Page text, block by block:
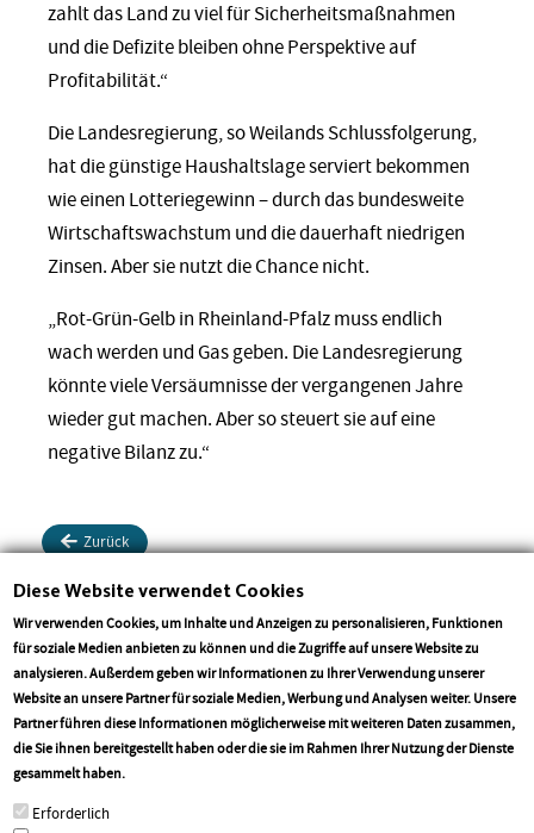
zahlt das Land zu viel für Sicherheitsmaßnahmen
und die Defizite bleiben ohne Perspektive auf
Profitabilität.“
Die Landesregierung, so Weilands Schlussfolgerung,
hat die günstige Haushaltslage serviert bekommen
wie einen Lotteriegewinn – durch das bundesweite
Wirtschaftswachstum und die dauerhaft niedrigen
Zinsen. Aber sie nutzt die Chance nicht.
„Rot-Grün-Gelb in Rheinland-Pfalz muss endlich
wach werden und Gas geben. Die Landesregierung
könnte viele Versäumnisse der vergangenen Jahre
wieder gut machen. Aber so steuert sie auf eine
negative Bilanz zu.“
Zurück
Teilen Teilen Drucken
Diese Website verwendet Cookies
Wir verwenden Cookies, um Inhalte und Anzeigen zu personalisieren, Funktionen
für soziale Medien anbieten zu können und die Zugriffe auf unsere Website zu
analysieren. Außerdem geben wir Informationen zu Ihrer Verwendung unserer
Website an unsere Partner für soziale Medien, Werbung und Analysen weiter. Unsere
Partner führen diese Informationen möglicherweise mit weiteren Daten zusammen,
die Sie ihnen bereitgestellt haben oder die sie im Rahmen Ihrer Nutzung der Dienste
gesammelt haben.
Erforderlich